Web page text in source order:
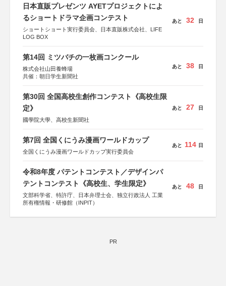
日本直販プレゼンツ AYETプロジェクトによ
るショートドラマ企画コンテスト
ショートショート実行委員会、日本直販株式会社、LIFE
LOG BOX
あと 32 日
第14回 ミツバチの一枚画コンクール
株式会社山田養蜂場
共催：朝日学生新聞社
あと 38 日
第30回 全国高校生創作コンテスト《高校生限
定》
國學院大學、高校生新聞社
あと 27 日
第7回 全国くにうみ漫画ワールドカップ
全国くにうみ漫画ワールドカップ実行委員会
あと 114 日
令和8年度 パテントコンテスト／デザインパ
テントコンテスト《高校生、学生限定》
文部科学省、特許庁、日本弁理士会、独立行政法人 工業
所有権情報・研修館（INPIT）
あと 48 日
PR